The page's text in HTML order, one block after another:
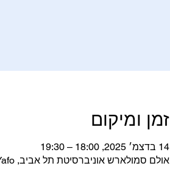
זמן ומיקום
14 בדצמ׳ 2025, 18:00 – 19:30
אולם סמולארש אוניברסיטת תל אביב, gate 4, Tel Aviv-Yafo, ישראל